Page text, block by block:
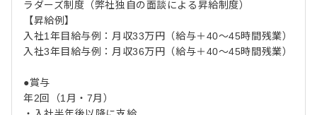
ラダーズ制度（弊社独自の面談による昇給制度）
【昇給例】
入社1年目給与例：月収33万円（給与＋40〜45時間残業）
入社3年目給与例：月収36万円（給与＋40〜45時間残業）
●賞与
年2回（1月・7月）